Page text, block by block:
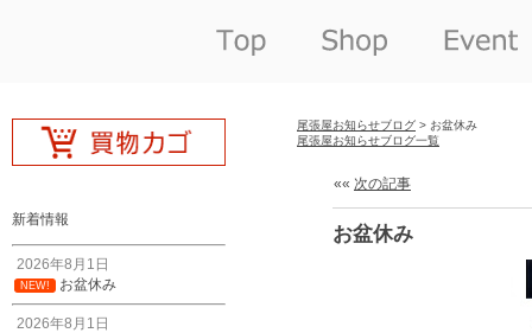
新着情報
2026年8月1日
NEW! お盆休み
2026年8月1日
尾張屋お知らせブログ > お盆休み
尾張屋お知らせブログ一覧
«« 次の記事
お盆休み